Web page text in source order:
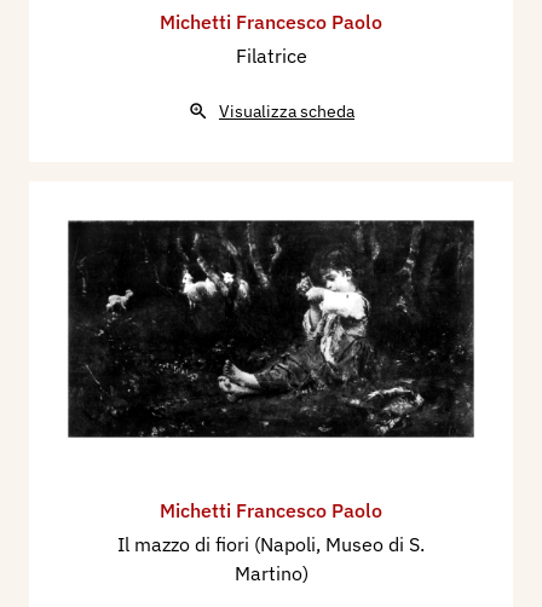
Michetti Francesco Paolo
Filatrice
Visualizza scheda
Michetti Francesco Paolo
Il mazzo di fiori (Napoli, Museo di S.
Martino)